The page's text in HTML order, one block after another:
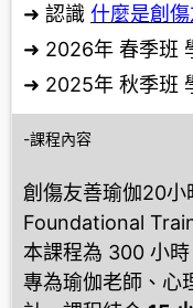
➜ 認識 什麼是創
➜ 2026年 春季班
➜ 2025年 秋季班
-課程內容
創傷友善瑜伽20
Foundational
本課程為 300 小時
專為瑜伽老師、心